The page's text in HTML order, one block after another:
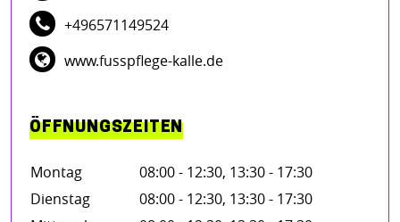
+496571149524
www.fusspflege-kalle.de
ÖFFNUNGSZEITEN
Montag
08:00 - 12:30, 13:30 - 17:30
Dienstag
08:00 - 12:30, 13:30 - 17:30